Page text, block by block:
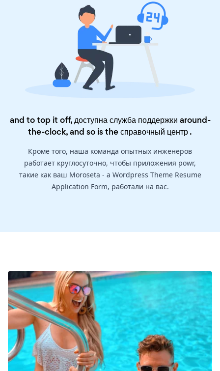
and to top it off, доступна служба поддержки around-
the-clock, and so is theсправочный центр.
Кроме того, наша команда опытных инженеров
работает круглосуточно, чтобы приложения powr,
такие как ваш Moroseta - a Wordpress Theme Resume
Application Form, работали на вас.